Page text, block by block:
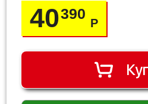
40390
Р